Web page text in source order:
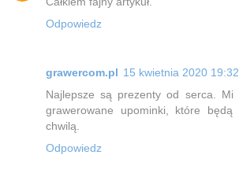
Odpowiedz
grawercom.pl 15 kwietnia 2020 19:32
Najlepsze są prezenty od serca. Mi
grawerowane upominki, które
chwilą.
Odpowiedz